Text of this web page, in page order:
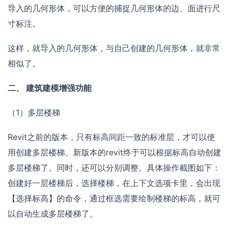
导入的几何形体，可以方便的捕捉几何形体的边、面进行尺
寸标注。
这样，就导入的几何形体，与自己创建的几何形体，就非常
相似了。
二、 建筑建模增强功能
（1）多层楼梯
Revit之前的版本，只有标高间距一致的标准层，才可以使
用创建多层楼梯。新版本的revit终于可以根据标高自动创建
多层楼梯了。同时，还可以分别调整。具体操作截图如下：
创建好一层楼梯后，选择楼梯，在上下文选项卡里，会出现
【选择标高】的命令，通过框选需要绘制楼梯的标高，就可
以自动生成多层楼梯了。